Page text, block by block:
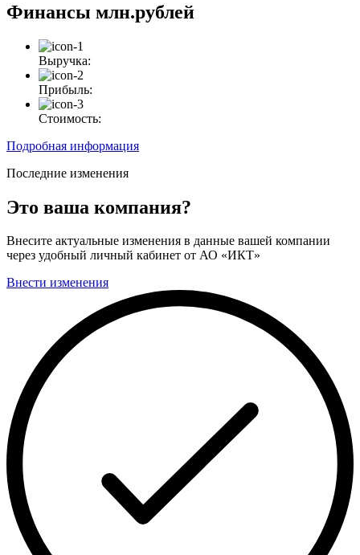
Финансы млн.рублей
Выручка:
Прибыль:
Стоимость:
Подробная информация
Последние изменения
Это ваша компания?
Внесите актуальные изменения в данные вашей компании
через удобный личный кабинет от АО «ИКТ»
Внести изменения